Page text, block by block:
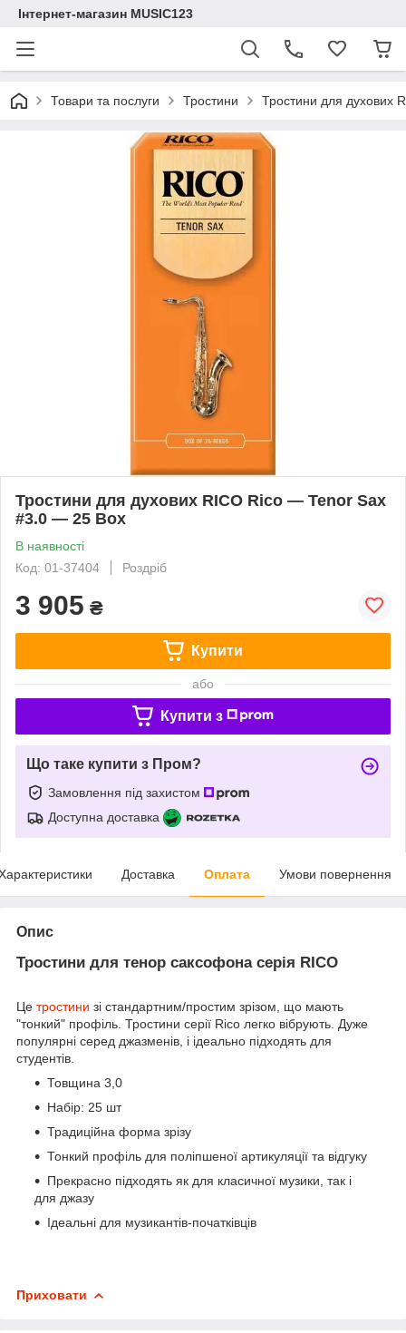
Інтернет-магазин MUSIC123
Товари та послуги Тростини Тростини для духових
Тростини для духових RICO Rico — Tenor Sax
#3.0 — 25 Box
В наявності
Код: 01-37404
Роздріб
3 905 ₴
Купити
або
Купити з
Що таке купити з Пром?
Замовлення під захистом
Доступна доставка
Доставка Оплата Умови повернення
Опис
Тростини для тенор саксофона серія RICO
Це тростини зі стандартним/простим зрізом, що мають
"тонкий" профіль. Тростини серії Rico легко вібрують. Дуже
популярні серед джазменів, і ідеально підходять для
студентів.
Товщина 3,0
Набір: 25 шт
Традиційна форма зрізу
Тонкий профіль для поліпшеної артикуляції та відгуку
Прекрасно підходять як для класичної музики, так і
для джазу
Ідеальні для музикантів-початківців
Приховати